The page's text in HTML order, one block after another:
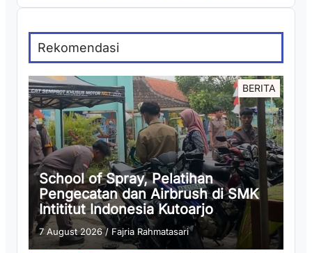
Rekomendasi
BERITA
School of Spray, Pelatihan
Pengecatan dan Airbrush di SMK
Intititut Indonesia Kutoarjo
7 August 2026/ Fajria Rahmatasari